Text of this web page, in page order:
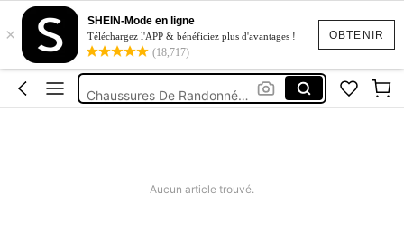
OBTENIR
×
SHEIN-Mode en ligne
Téléchargez l'APP & bénéficiez plus d'avantages !
(18,717)
Randonnée Femme
Chaussure Randonnee Femme
Aucun article trouvé.